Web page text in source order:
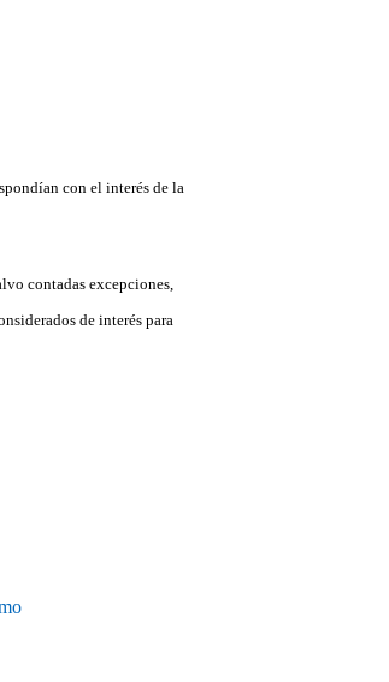
con el interés de la
contadas excepciones,
de interés para